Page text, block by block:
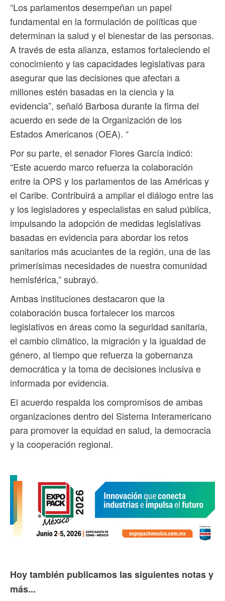
“Los parlamentos desempeñan un papel
fundamental en la formulación de políticas que
determinan la salud y el bienestar de las personas.
A través de esta alianza, estamos fortaleciendo el
conocimiento y las capacidades legislativas para
asegurar que las decisiones que afectan a
millones estén basadas en la ciencia y la
evidencia”, señaló Barbosa durante la firma del
acuerdo en sede de la Organización de los
Estados Americanos (OEA). “
Por su parte, el senador Flores García indicó:
“Este acuerdo marco refuerza la colaboración
entre la OPS y los parlamentos de las Américas y
el Caribe. Contribuirá a ampliar el diálogo entre las
y los legisladores y especialistas en salud pública,
impulsando la adopción de medidas legislativas
basadas en evidencia para abordar los retos
sanitarios más acuciantes de la región, una de las
primerísimas necesidades de nuestra comunidad
hemisférica,” subrayó.
Ambas instituciones destacaron que la
colaboración busca fortalecer los marcos
legislativos en áreas como la seguridad sanitaria,
el cambio climático, la migración y la igualdad de
género, al tiempo que refuerza la gobernanza
democrática y la toma de decisiones inclusiva e
informada por evidencia.
El acuerdo respalda los compromisos de ambas
organizaciones dentro del Sistema Interamericano
para promover la equidad en salud, la democracia
y la cooperación regional.
Hoy también publicamos las siguientes notas y
más...